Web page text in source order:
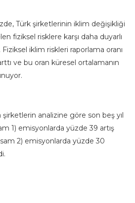
Türk şirketlerinin iklim değişikliği
fiziksel risklere karşı daha duyarlı
iklim riskleri raporlama oranı
ve bu oran küresel ortalamanın
şirketlerin analizine göre son beş yıl
1) emisyonlarda yüzde 39 artış
2) emisyonlarda yüzde 30